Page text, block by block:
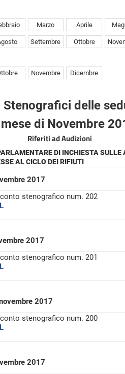
Marzo Aprile
Settembre Ottobre
Novembre Dicembre
Stenografici delle
di Novembre
Riferiti ad Audizioni
DI INCHIESTA SULLE
AL CICLO DEI RIFIUTI
2017
stenografico num. 202
2017
stenografico num. 201
2017
stenografico num. 200
2017